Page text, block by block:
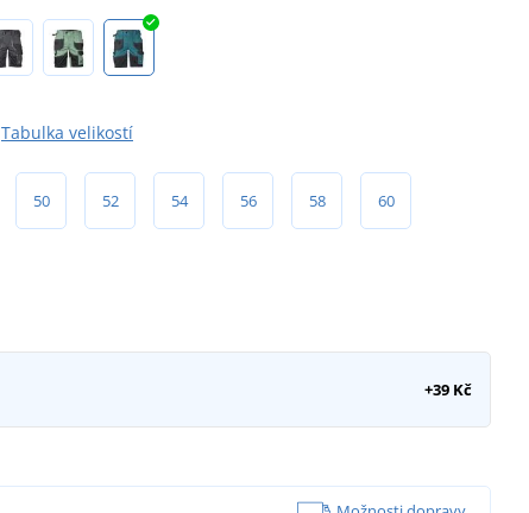
Tabulka velikostí
50 52 54 56 58 60
+39 Kč